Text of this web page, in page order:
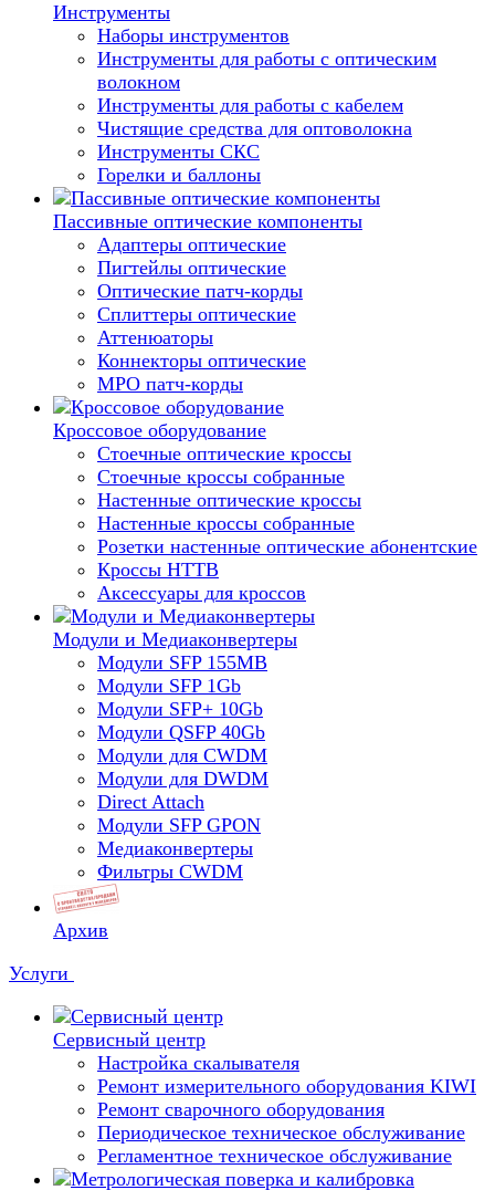
Инструменты
Наборы инструментов
Инструменты для работы с оптическим
волокном
Инструменты для работы с кабелем
Чистящие средства для оптоволокна
Инструменты СКС
Горелки и баллоны
Пассивные оптические компоненты
Адаптеры оптические
Пигтейлы оптические
Оптические патч-корды
Сплиттеры оптические
Аттенюаторы
Коннекторы оптические
MPO патч-корды
Кроссовое оборудование
Стоечные оптические кроссы
Стоечные кроссы собранные
Настенные оптические кроссы
Настенные кроссы собранные
Розетки настенные оптические абонентские
Кроссы HTTB
Аксессуары для кроссов
Модули и Медиаконвертеры
Модули SFP 155MB
Модули SFP 1Gb
Модули SFP+ 10Gb
Модули QSFP 40Gb
Модули для CWDM
Модули для DWDM
Direct Attach
Модули SFP GPON
Медиаконвертеры
Фильтры CWDM
Архив
Услуги
Сервисный центр
Настройка скалывателя
Ремонт измерительного оборудования KIWI
Ремонт сварочного оборудования
Периодическое техническое обслуживание
Регламентное техническое обслуживание